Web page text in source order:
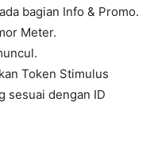
bagian Info & Promo.
Meter.
Token Stimulus
sesuai dengan ID